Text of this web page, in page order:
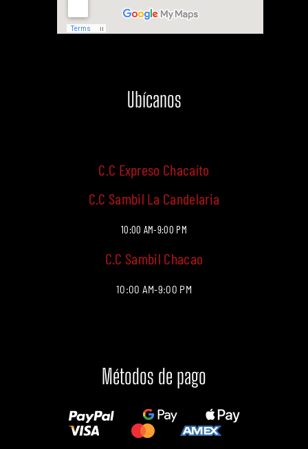
Ubícanos
C.C Expreso Chacaíto
C.C Sambil La Candelaria
10:00 AM-9:00 PM
C.C Sambil Chacao
10:00 AM-9:00 PM
Métodos de pago